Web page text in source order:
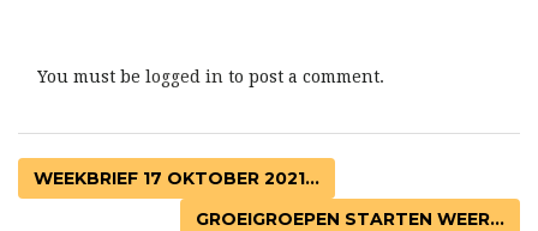
You must be logged in to post a comment.
WEEKBRIEF 17 OKTOBER 2021...
GROEIGROEPEN STARTEN WEER...